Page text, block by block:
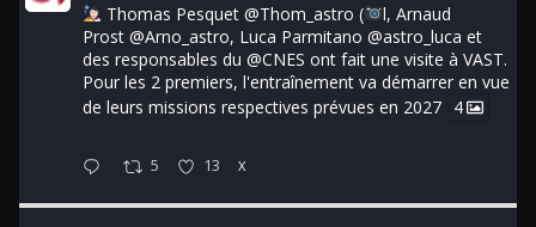
Thomas Pesquet @Thom_astro (
l, Arnaud
Prost @Arno_astro, Luca Parmitano @astro_luca et
des responsables du @CNES ont fait une visite à VAST.
Pour les 2 premiers, l'entraînement va démarrer en vue
de leurs missions respectives prévues en 2027 4
5 13 X